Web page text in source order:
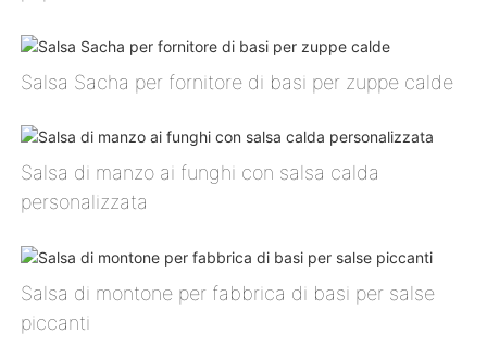
Salsa Sacha per fornitore di basi per zuppe calde
Salsa di manzo ai funghi con salsa calda
personalizzata
Salsa di montone per fabbrica di basi per salse
piccanti